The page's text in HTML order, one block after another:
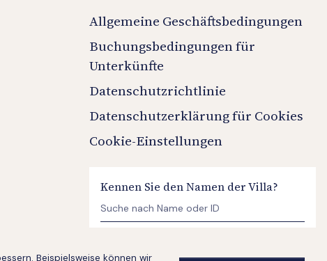
Beispielsweise können wir
Allgemeine Geschäftsbedingungen
Buchungsbedingungen für
Unterkünfte
Datenschutzrichtlinie
Datenschutzerklärung für Cookies
Cookie-Einstellungen
Kennen Sie den Namen der Villa?